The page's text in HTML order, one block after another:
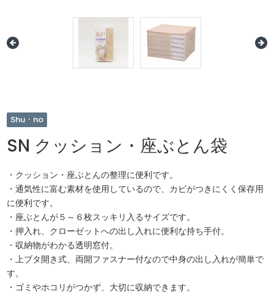
Shu・no
SN クッション・座ぶとん袋
・クッション・座ぶとんの整理に便利です。
・通気性に富む素材を使用しているので、カビがつきにくく保存用
に便利です。
・座ぶとんが５～６枚スッキリ入るサイズです。
・押入れ、クローゼットへの出し入れに便利な持ち手付。
・収納物がわかる透明窓付。
・上ブタ開き式、両開ファスナー付なので中身の出し入れが簡単で
す。
・ゴミやホコリがつかず、大切に収納できます。